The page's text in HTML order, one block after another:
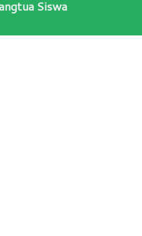
Siswa